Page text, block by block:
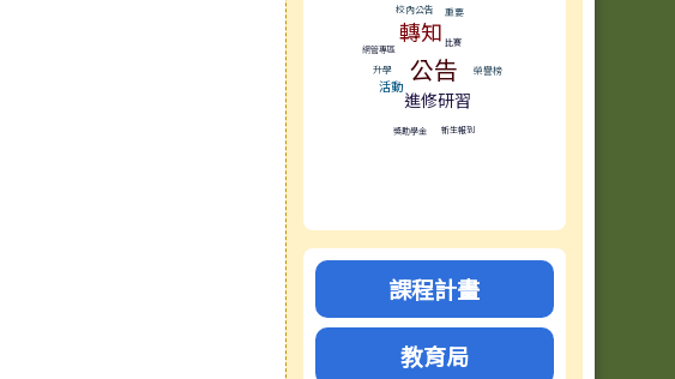
校內公告
轉知
重要
網管專區
升學 公告
比賽
活動
進修研習
榮譽榜
獎助學金 新生報到
課程計畫
教育局